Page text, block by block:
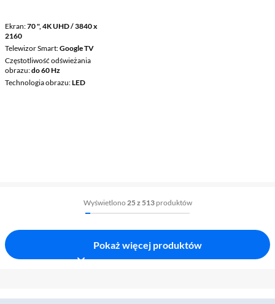
Ekran 70 ", 4K UHD / 3840 x
2160
Telewizor Smart Google TV
Częstotliwość odświeżania
obrazu do 60 Hz
Technologia obrazu LED
Wyświetlono 25 z 513 produktów
Pokaż więcej produktów